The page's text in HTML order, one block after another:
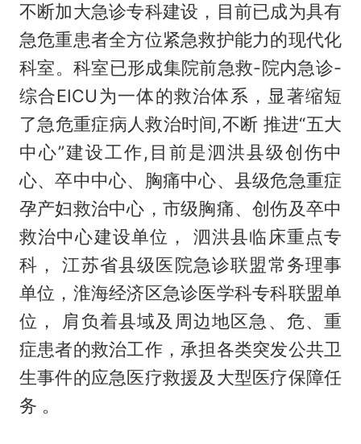
不断加大急诊专科建设，目前已成为具有
急危重患者全方位紧急救护能力的现代化
科室。科室已形成集院前急救-院内急诊-
综合EICU为一体的救治体系，显著缩短
了急危重症病人救治时间,不断 推进“五大
中心”建设工作,目前是泗洪县级创伤中
心、卒中中心、胸痛中心、县级危急重症
孕产妇救治中心，市级胸痛、创伤及卒中
救治中心建设单位， 泗洪县临床重点专
科， 江苏省县级医院急诊联盟常务理事
单位，淮海经济区急诊医学科专科联盟单
位， 肩负着县域及周边地区急、危、重
症患者的救治工作，承担各类突发公共卫
生事件的应急医疗救援及大型医疗保障任
务 。